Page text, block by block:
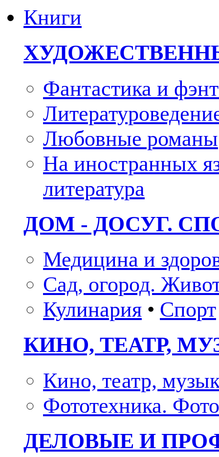
Книги
Фантастика и
Любовные романы
На иностранных
литература
ДОМ - ДОСУГ.
Медицина и
Сад, огород.
Кулинария • Спорт
КИНО, ТЕАТР,
Кино, театр,
Фототехника.
ДЕЛОВЫЕ И